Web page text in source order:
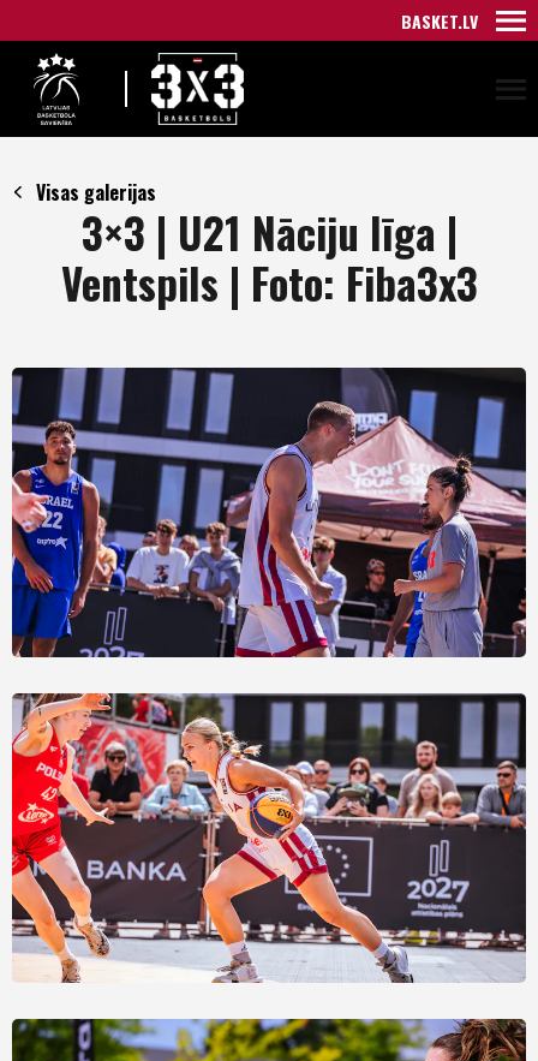
BASKET.LV
Visas galerijas
3×3 | U21 Nāciju līga |
Ventspils | Foto: Fiba3x3